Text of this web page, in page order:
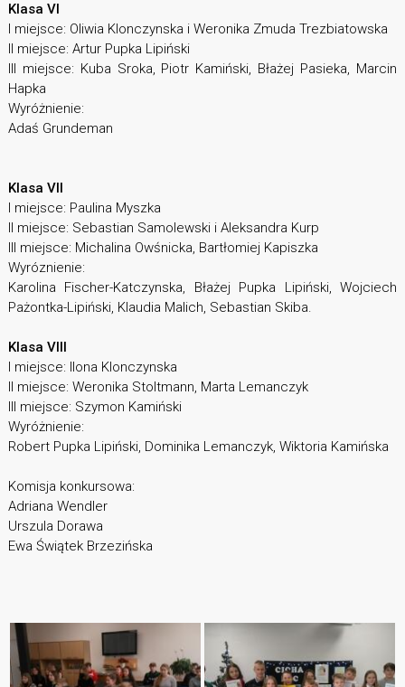
Klasa VI
I miejsce: Oliwia Klonczynska i Weronika Zmuda Trezbiatowska
II miejsce: Artur Pupka Lipiński
III miejsce: Kuba Sroka, Piotr Kamiński, Błażej Pasieka, Marcin
Hapka
Wyróżnienie:
Adaś Grundeman
Klasa VII
I miejsce: Paulina Myszka
II miejsce: Sebastian Samolewski i Aleksandra Kurp
III miejsce: Michalina Owśnicka, Bartłomiej Kapiszka
Wyróznienie:
Karolina Fischer-Katczynska, Błażej Pupka Lipiński, Wojciech
Pażontka-Lipiński, Klaudia Malich, Sebastian Skiba.
Klasa VIII
I miejsce: Ilona Klonczynska
II miejsce: Weronika Stoltmann, Marta Lemanczyk
III miejsce: Szymon Kamiński
Wyróżnienie:
Robert Pupka Lipiński, Dominika Lemanczyk, Wiktoria Kamińska
Komisja konkursowa:
Adriana Wendler
Urszula Dorawa
Ewa Świątek Brzezińska